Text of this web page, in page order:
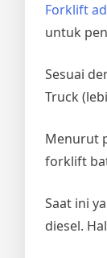
Forklift
untuk
Sesuai
Truck
Menurut
forklift
Saat ini
diesel.